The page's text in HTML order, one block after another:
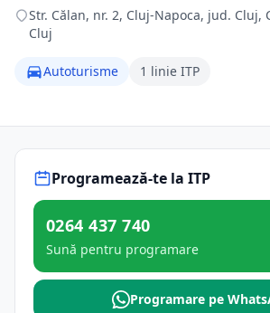
Str. Călan, nr. 2, Cluj-Napoca, jud. Cluj,
Cluj
Autoturisme 1 linie ITP
Programează-te la ITP
0264 437 740
Sună pentru programare
Programare pe